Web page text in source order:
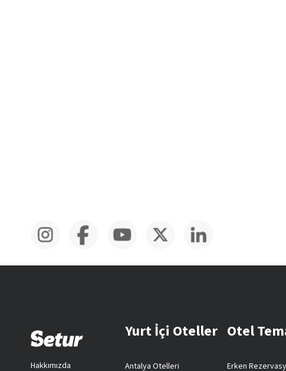
Hakkımızda
Yurt İçi Oteller
Antalya Otelleri
Otel
Erken